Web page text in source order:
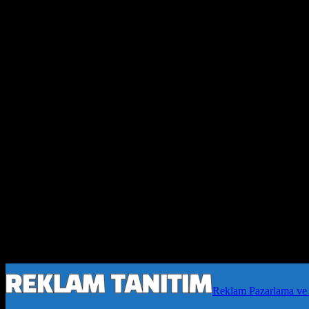
Reklam Pazarlama